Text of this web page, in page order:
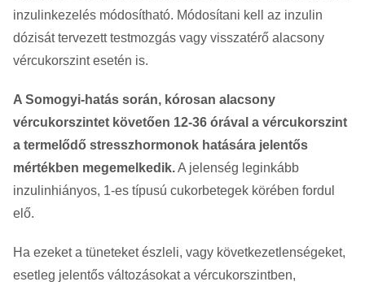
inzulinkezelés módosítható. Módosítani kell az inzulin
dózisát tervezett testmozgás vagy visszatérő alacsony
vércukorszint esetén is.
A Somogyi-hatás során, kórosan alacsony
vércukorszintet követően 12-36 órával a vércukorszint
a termelődő stresszhormonok hatására jelentős
mértékben megemelkedik.A jelenség leginkább
inzulinhiányos, 1-es típusú cukorbetegek körében fordul
elő.
Ha ezeket a tüneteket észleli, vagy következetlenségeket,
esetleg jelentős változásokat a vércukorszintben,